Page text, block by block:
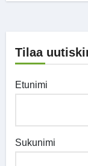
Tilaa
Etunimi
Sukunimi